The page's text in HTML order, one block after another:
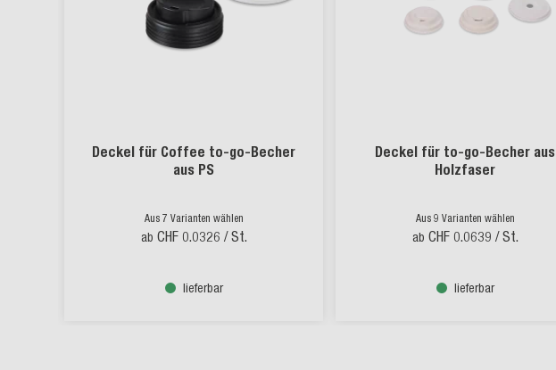
Deckel für Coffee to-go-Becher
aus PS
Aus 7 Varianten wählen
ab CHF 0.0326 / St.
lieferbar
Deckel für to-go-Becher aus
Holzfaser
Aus 9 Varianten wählen
ab CHF 0.0639 / St.
lieferbar